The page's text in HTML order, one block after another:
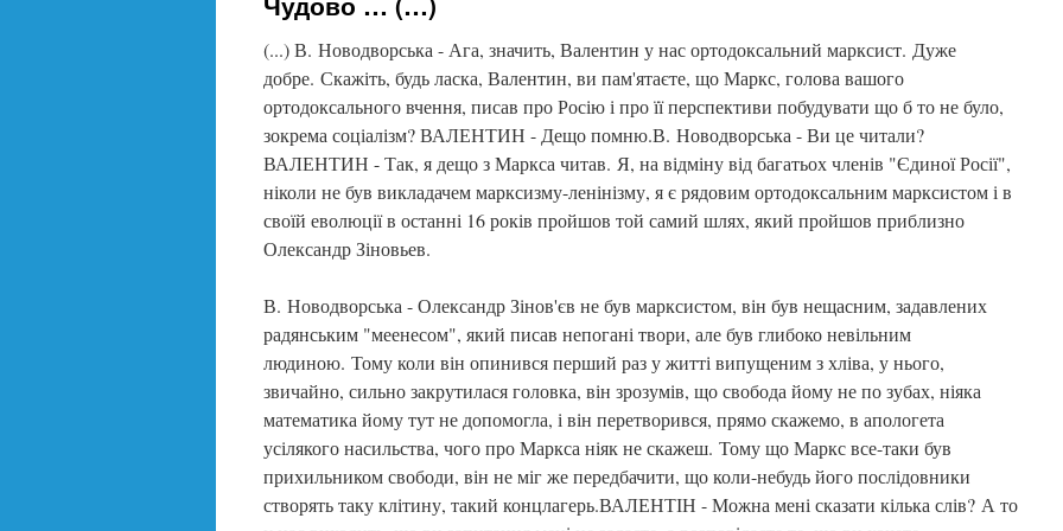
(...) В. Новодворська - Ага, значить, Валентин у нас ортодоксальний марксист. Дуже
добре. Скажіть, будь ласка, Валентин, ви пам'ятаєте, що Маркс, голова вашого
ортодоксального вчення, писав про Росію і про її перспективи побудувати що б то не було,
зокрема соціалізм? ВАЛЕНТИН - Дещо помню.В. Новодворська - Ви це читали?
ВАЛЕНТИН - Так, я дещо з Маркса читав. Я, на відміну від багатьох членів "Єдиної Росії",
ніколи не був викладачем марксизму-ленінізму, я є рядовим ортодоксальним марксистом і в
своїй еволюції в останні 16 років пройшов той самий шлях, який пройшов приблизно
Олександр Зіновьев.
В. Новодворська - Олександр Зінов'єв не був марксистом, він був нещасним, задавлених
радянським "меенесом", який писав непогані твори, але був глибоко невільним
людиною. Тому коли він опинився перший раз у житті випущеним з хліва, у нього,
звичайно, сильно закрутилася головка, він зрозумів, що свобода йому не по зубах, ніяка
математика йому тут не допомогла, і він перетворився, прямо скажемо, в апологета
усілякого насильства, чого про Маркса ніяк не скажеш. Тому що Маркс все-таки був
прихильником свободи, він не міг же передбачити, що коли-небудь його послідовники
створять таку клітину, такий концлагерь.ВАЛЕНТІН - Можна мені сказати кілька слів? А то